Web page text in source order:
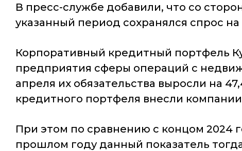
В пресс-службе добавили, что со
указанный период сохранялся спрос
Корпоративный кредитный портфель
предприятия сферы операций с
апреля их обязательства выросли на
кредитного портфеля внесли
При этом по сравнению с концом 2024
прошлом году данный показатель